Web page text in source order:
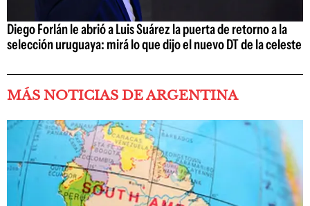
Diego Forlán le abrió a Luis Suárez la puerta de retorno a la
selección uruguaya: mirá lo que dijo el nuevo DT de la celeste
MÁS NOTICIAS DE ARGENTINA